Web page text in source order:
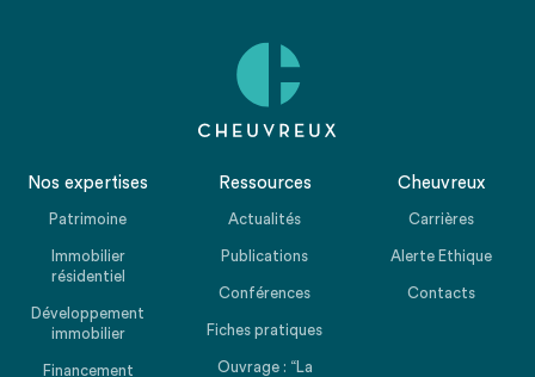
Nos expertises
Patrimoine
Immobilier
résidentiel
Développement
immobilier
Financement
Ressources
Actualités
Publications
Conférences
Fiches pratiques
Ouvrage : “La
Cheuvreux
Carrières
Alerte Ethique
Contacts